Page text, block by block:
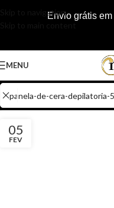
Skip to navigationEnvio grátis
MENU
05
FEV